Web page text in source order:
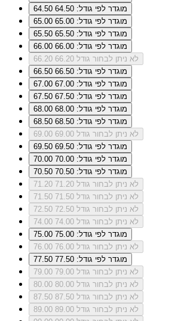
64.50
מוגדר לפי גודל: 64.50
65.00
מוגדר לפי גודל: 65.00
65.50
מוגדר לפי גודל: 65.50
66.00
מוגדר לפי גודל: 66.00
66.20
לא ניתן לבחור גודל 66.20
66.50
מוגדר לפי גודל: 66.50
67.00
מוגדר לפי גודל: 67.00
67.50
מוגדר לפי גודל: 67.50
68.00
מוגדר לפי גודל: 68.00
68.50
מוגדר לפי גודל: 68.50
69.00
לא ניתן לבחור גודל 69.00
69.50
מוגדר לפי גודל: 69.50
70.00
מוגדר לפי גודל: 70.00
70.50
מוגדר לפי גודל: 70.50
71.20
לא ניתן לבחור גודל 71.20
71.50
לא ניתן לבחור גודל 71.50
72.50
לא ניתן לבחור גודל 72.50
74.00
לא ניתן לבחור גודל 74.00
75.00
מוגדר לפי גודל: 75.00
76.00
לא ניתן לבחור גודל 76.00
77.50
מוגדר לפי גודל: 77.50
79.00
לא ניתן לבחור גודל 79.00
80.00
לא ניתן לבחור גודל 80.00
87.50
לא ניתן לבחור גודל 87.50
89.00
לא ניתן לבחור גודל 89.00